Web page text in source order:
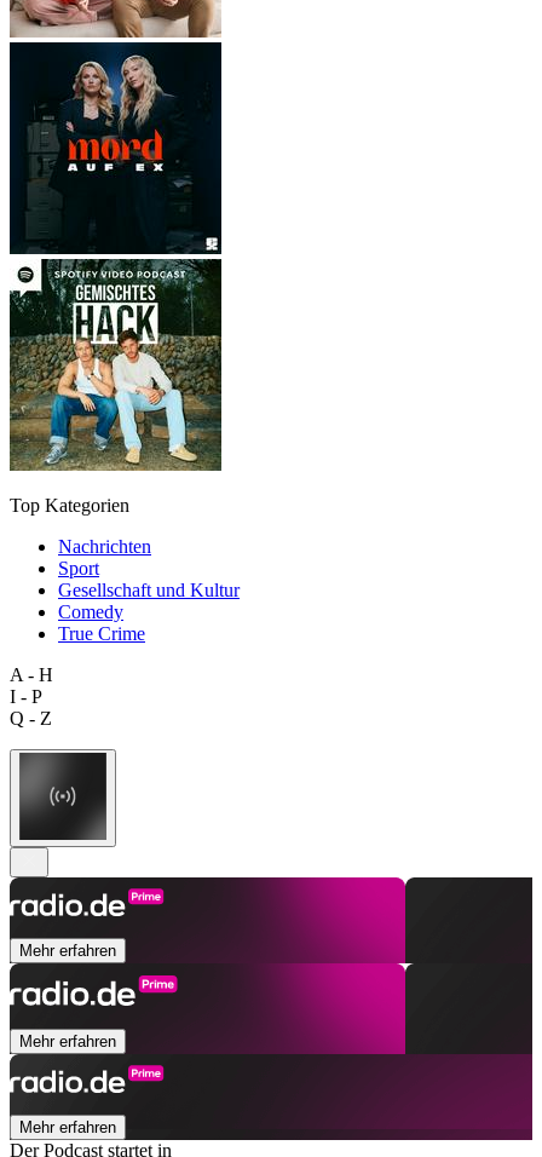
Top Kategorien
Nachrichten
Sport
Gesellschaft und Kultur
Comedy
True Crime
A - H
I - P
Q - Z
Mehr erfahren
Mehr erfahren
Mehr erfahren
Der Podcast startet in